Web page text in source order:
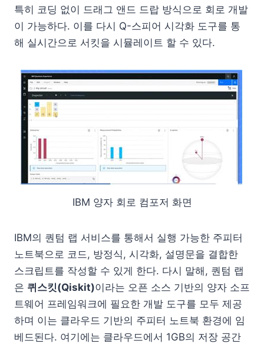
특히 코딩 없이 드래그 앤드 드랍 방식으로 회로 개발
이 가능하다. 이를 다시 Q-스피어 시각화 도구를 통
해 실시간으로 서킷을 시뮬레이트 할 수 있다.
IBM 양자 회로 컴포저 화면
IBM의 퀀텀 랩 서비스를 통해서 실행 가능한 주피터
노트북으로 코드, 방정식, 시각화, 설명문을 결합한
스크립트를 작성할 수 있게 한다. 다시 말해, 퀀텀 랩
은 퀴스킷(Qiskit)이라는 오픈 소스 기반의 양자 소프
트웨어 프레임워크에 필요한 개발 도구를 모두 제공
하며 이는 클라우드 기반의 주피터 노트북 환경에 임
베드된다. 여기에는 클라우드에서 1GB의 저장 공간